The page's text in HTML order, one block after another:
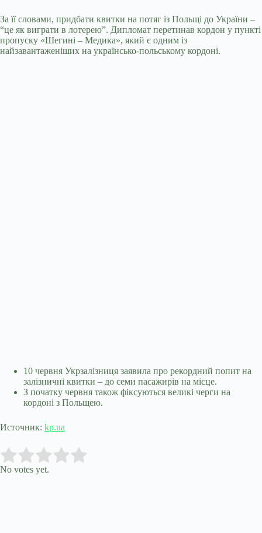
За її словами, придбати квитки на потяг із Польщі до України –
“це як виграти в лотерею”. Дипломат перетинав кордон у пункті
пропуску «Шегині – Медика», який є одним із
найзавантаженіших на українсько-польському кордоні.
10 червня Укрзалізниця заявила про рекордний попит на
залізничні квитки – до семи пасажирів на місце.
З початку червня також фіксуються великі черги на
кордоні з Польщею.
Источник: kp.ua
Rate this item:
No votes yet.